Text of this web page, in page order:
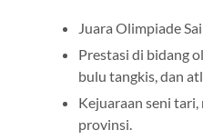
Juara Olimpiade
Prestasi di bidang
bulu tangkis, dan
Kejuaraan seni
provinsi.